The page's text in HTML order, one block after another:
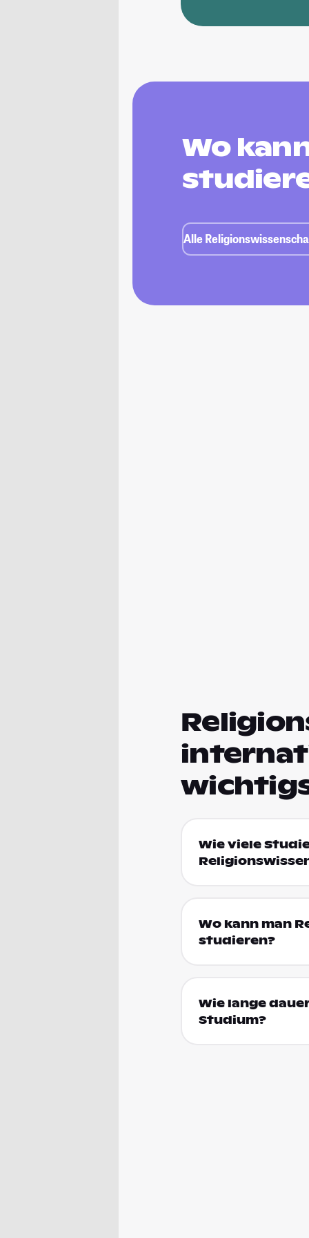
Wo
Alle
Wie viele
Wo kann man
studieren?
Wie lange
Studium?